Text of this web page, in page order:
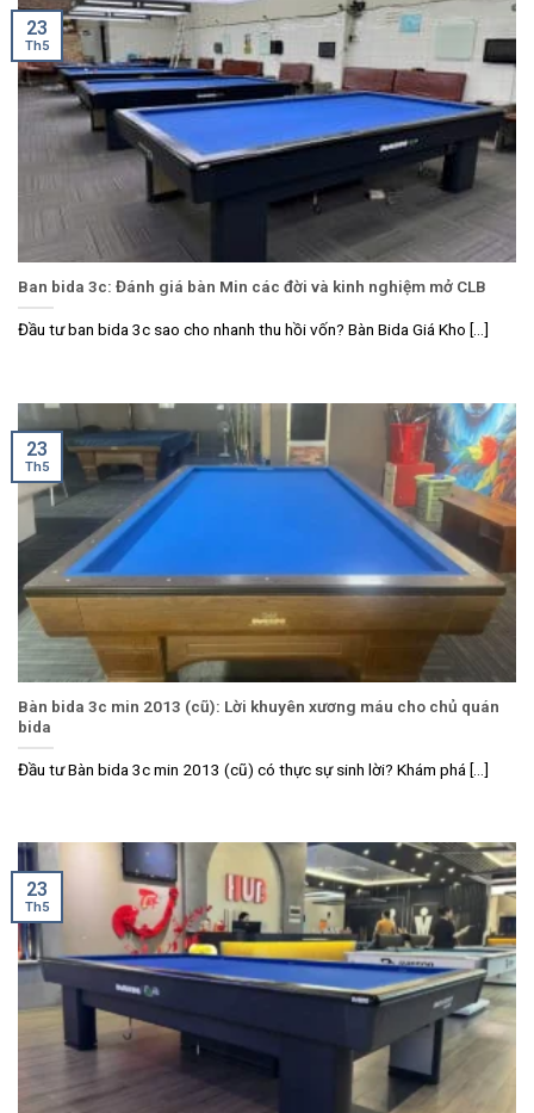
Ban bida 3c: Đánh giá bàn Min các đời và kinh nghiệm mở CLB
Đầu tư ban bida 3c sao cho nhanh thu hồi vốn? Bàn Bida Giá Kho [...]
23
Th5
Bàn bida 3c min 2013 (cũ): Lời khuyên xương máu cho chủ quán
bida
Đầu tư Bàn bida 3c min 2013 (cũ) có thực sự sinh lời? Khám phá [...]
23
Th5
23
Th5